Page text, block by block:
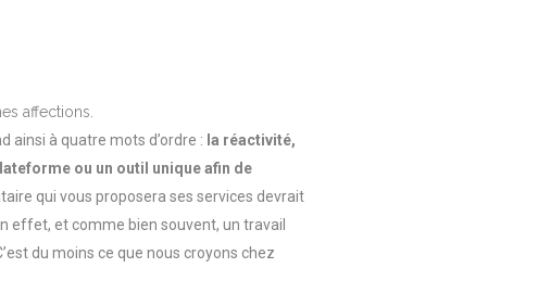
affections.
ainsi à quatre mots d’ordre : la réactivité,
ou un outil unique afin de
qui vous proposera ses services devrait
effet, et comme bien souvent, un travail
du moins ce que nous croyons chez